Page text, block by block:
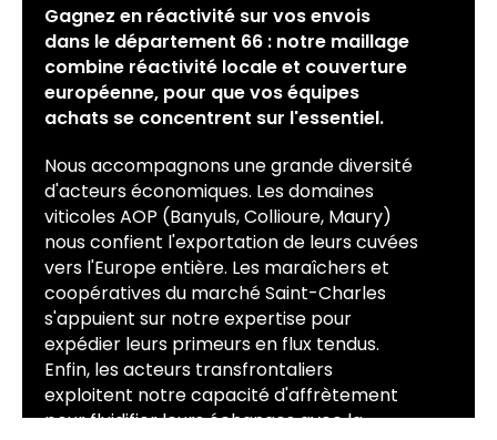
Gagnez en réactivité sur vos envois
dans le département 66 : notre maillage
combine réactivité locale et couverture
européenne, pour que vos équipes
achats se concentrent sur l'essentiel.
Nous accompagnons une grande diversité
d'acteurs économiques. Les domaines
viticoles AOP (Banyuls, Collioure, Maury)
nous confient l'exportation de leurs cuvées
vers l'Europe entière. Les maraîchers et
coopératives du marché Saint-Charles
s'appuient sur notre expertise pour
expédier leurs primeurs en flux tendus.
Enfin, les acteurs transfrontaliers
exploitent notre capacité d'affrètement
pour fluidifier leurs échanges avec la